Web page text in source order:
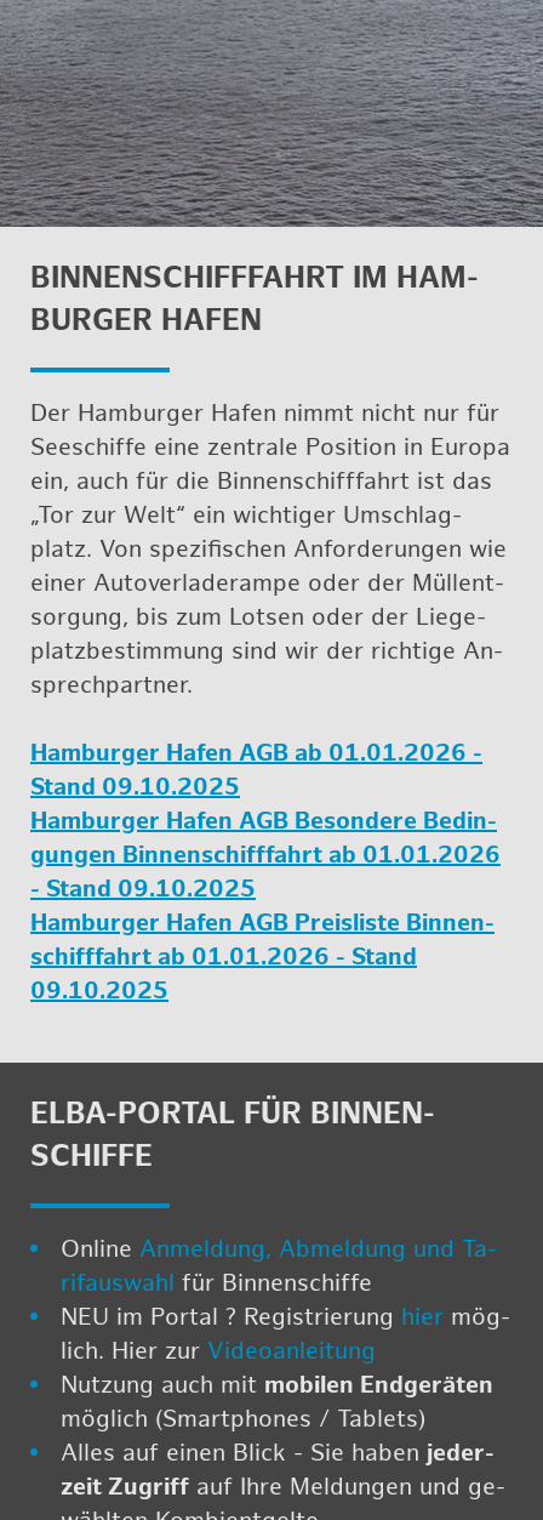
BIN­NEN­SCHIFF­FAHRT IM HAM­
BUR­GER HAFEN
Der Ham­bur­ger Hafen nimmt nicht nur für
See­schif­fe eine zen­tra­le Po­si­ti­on in Eu­ro­pa
ein, auch für die Bin­nen­schiff­fahrt ist das
„Tor zur Welt“ ein wich­ti­ger Um­schlag­
platz. Von spe­zi­fi­schen An­for­de­run­gen wie
einer Au­to­ver­la­de­ram­pe oder der Müll­ent­
sor­gung, bis zum Lot­sen oder der Lie­ge­
platz­be­stim­mung sind wir der rich­ti­ge An­
sprech­part­ner.
Ham­bur­ger Hafen AGB ab 01.01.2026 -
Stand 09.10.2025
Ham­bur­ger Hafen AGB Be­son­de­re Be­din­
gun­gen Bin­nen­schiff­fahrt ab 01.01.2026
- Stand 09.10.2025
Ham­bur­ger Hafen AGB Preis­lis­te Bin­nen­
schiff­fahrt ab 01.01.2026 - Stand
09.10.2025
ELBA-POR­TAL FÜR BIN­NEN­
SCHIF­FE
On­line An­mel­dung, Ab­mel­dung und Ta­
rif­aus­wahl für Bin­nen­schif­fe
NEU im Por­tal ? Re­gis­trie­rung hier mög­
lich. Hier zur Vi­deo­an­lei­tung
Nut­zung auch mit mo­bi­len End­ge­rä­ten
mög­lich (Smart­pho­nes / Ta­blets)
Alles auf einen Blick - Sie haben je­der­
zeit Zu­griff auf Ihre Mel­dun­gen und ge­